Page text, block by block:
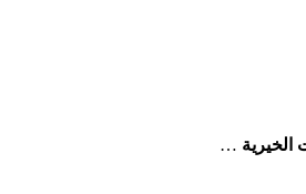
الخيرية …